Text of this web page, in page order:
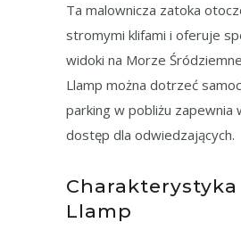
Ta malownicza zatoka
stromymi klifami i oferuje
widoki na Morze
Llamp można dotrzeć
parking w pobliżu zapewnia
dostęp dla odwiedzających.
Charakterystyka
Llamp